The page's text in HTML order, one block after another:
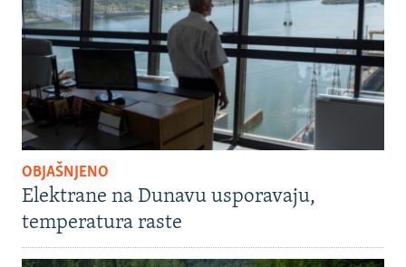
OBJAŠNJENO
Elektrane na Dunavu usporavaju,
temperatura raste